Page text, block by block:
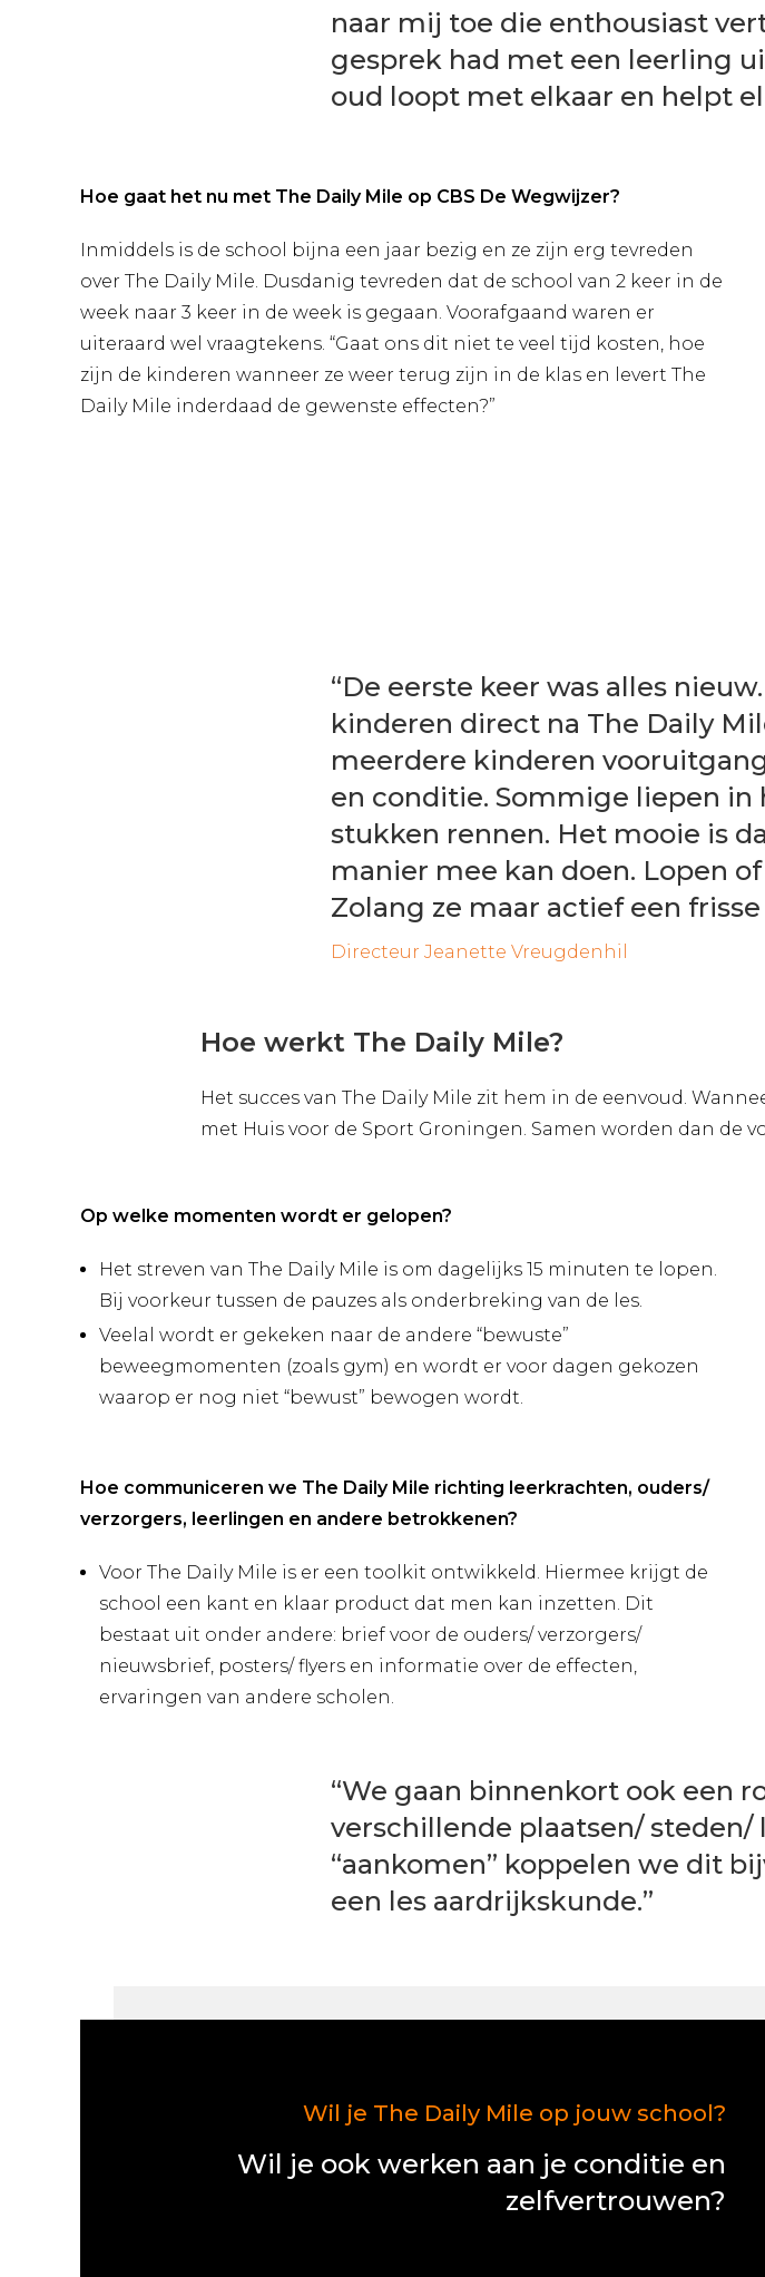
naar mij toe die enthousiast
gesprek had met een leerling
oud loopt met elkaar en helpt
Hoe gaat het nu met The Daily Mile op CBS De Wegwijzer?
Inmiddels is de school bijna een jaar bezig en ze zijn erg tevreden
over The Daily Mile. Dusdanig tevreden dat de school van 2 keer in de
week naar 3 keer in de week is gegaan. Voorafgaand waren er
uiteraard wel vraagtekens. “Gaat ons dit niet te veel tijd kosten, hoe
zijn de kinderen wanneer ze weer terug zijn in de klas en levert The
Daily Mile inderdaad de gewenste effecten?”
“De eerste keer was alles
kinderen direct na The Daily
meerdere kinderen
en conditie. Sommige liepen in
stukken rennen. Het mooie is
manier mee kan doen. Lopen
Zolang ze maar actief een frisse
Directeur Jeanette Vreugdenhil
Hoe werkt The Daily Mile?
Het succes van The Daily Mile zit hem in de eenvoud.
met Huis voor de Sport Groningen. Samen worden dan de
Op welke momenten wordt er gelopen?
Het streven van The Daily Mile is om dagelijks 15 minuten te lopen.
Bij voorkeur tussen de pauzes als onderbreking van de les.
Veelal wordt er gekeken naar de andere “bewuste”
beweegmomenten (zoals gym) en wordt er voor dagen gekozen
waarop er nog niet “bewust” bewogen wordt.
Hoe communiceren we The Daily Mile richting leerkrachten, ouders/
verzorgers, leerlingen en andere betrokkenen?
Voor The Daily Mile is er een toolkit ontwikkeld. Hiermee krijgt de
school een kant en klaar product dat men kan inzetten. Dit
bestaat uit onder andere: brief voor de ouders/ verzorgers/
nieuwsbrief, posters/ flyers en informatie over de effecten,
ervaringen van andere scholen.
“We gaan binnenkort ook een
verschillende plaatsen/ steden/
“aankomen” koppelen we dit
een les aardrijkskunde.”
Wil je The Daily Mile op jouw school?
Wil je ook werken aan je conditie en
zelfvertrouwen?